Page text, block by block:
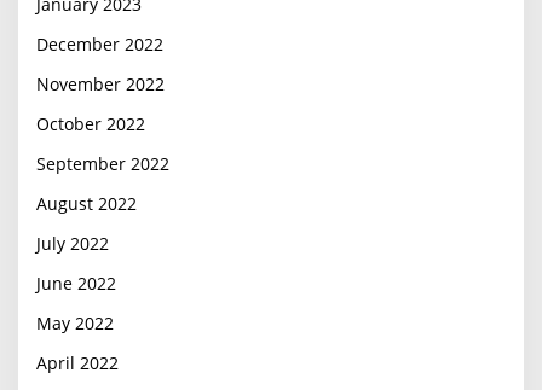
December 2022
November 2022
October 2022
September 2022
August 2022
July 2022
June 2022
May 2022
April 2022